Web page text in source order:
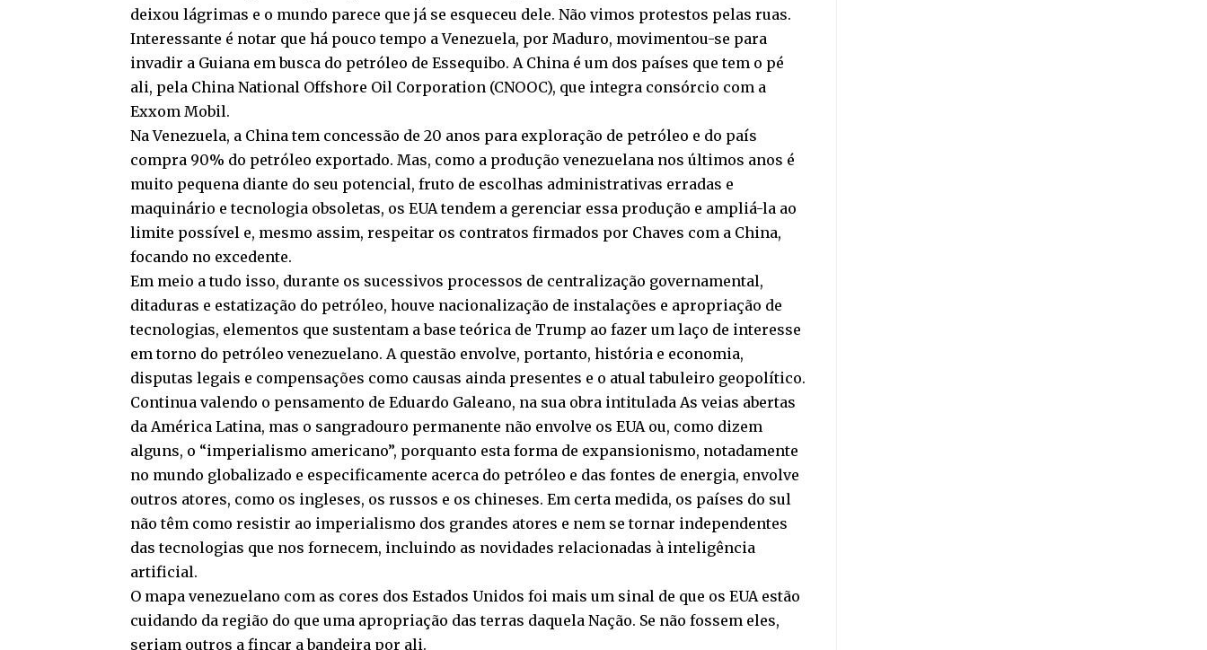
deixou lágrimas e o mundo parece que já se esqueceu dele. Não vimos protestos pelas ruas.
Interessante é notar que há pouco tempo a Venezuela, por Maduro, movimentou-se para
invadir a Guiana em busca do petróleo de Essequibo. A China é um dos países que tem o pé
ali, pela China National Offshore Oil Corporation (CNOOC), que integra consórcio com a
Exxom Mobil.
Na Venezuela, a China tem concessão de 20 anos para exploração de petróleo e do país
compra 90% do petróleo exportado. Mas, como a produção venezuelana nos últimos anos é
muito pequena diante do seu potencial, fruto de escolhas administrativas erradas e
maquinário e tecnologia obsoletas, os EUA tendem a gerenciar essa produção e ampliá-la ao
limite possível e, mesmo assim, respeitar os contratos firmados por Chaves com a China,
focando no excedente.
Em meio a tudo isso, durante os sucessivos processos de centralização governamental,
ditaduras e estatização do petróleo, houve nacionalização de instalações e apropriação de
tecnologias, elementos que sustentam a base teórica de Trump ao fazer um laço de interesse
em torno do petróleo venezuelano. A questão envolve, portanto, história e economia,
disputas legais e compensações como causas ainda presentes e o atual tabuleiro geopolítico.
Continua valendo o pensamento de Eduardo Galeano, na sua obra intitulada As veias abertas
da América Latina, mas o sangradouro permanente não envolve os EUA ou, como dizem
alguns, o “imperialismo americano”, porquanto esta forma de expansionismo, notadamente
no mundo globalizado e especificamente acerca do petróleo e das fontes de energia, envolve
outros atores, como os ingleses, os russos e os chineses. Em certa medida, os países do sul
não têm como resistir ao imperialismo dos grandes atores e nem se tornar independentes
das tecnologias que nos fornecem, incluindo as novidades relacionadas à inteligência
artificial.
O mapa venezuelano com as cores dos Estados Unidos foi mais um sinal de que os EUA estão
cuidando da região do que uma apropriação das terras daquela Nação. Se não fossem eles,
seriam outros a fincar a bandeira por ali.